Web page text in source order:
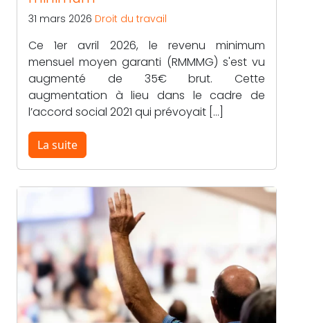
31 mars 2026 Droit du travail
Ce 1er avril 2026, le revenu minimum
mensuel moyen garanti (RMMMG) s'est vu
augmenté de 35€ brut. Cette
augmentation à lieu dans le cadre de
l’accord social 2021 qui prévoyait […]
La suite